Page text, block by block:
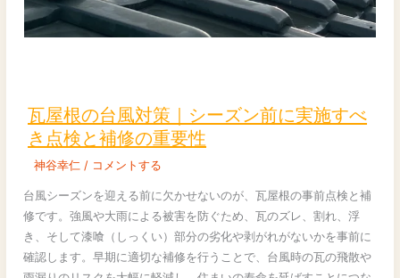
性
瓦屋根の台風対策｜シーズン前に実施すべ
き点検と補修の重要性
神谷幸仁 / コメントする
台風シーズンを迎える前に欠かせないのが、瓦屋根の事前点検と補
修です。強風や大雨による被害を防ぐため、瓦のズレ、割れ、浮
き、そして漆喰（しっくい）部分の劣化や剥がれがないかを事前に
確認します。早期に適切な補修を行うことで、台風時の瓦の飛散や
根
の
台
風
対
シ